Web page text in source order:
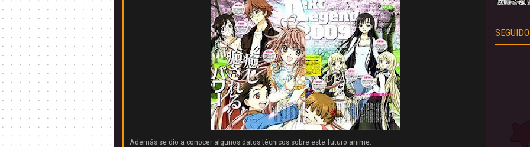
Además se dio a conocer algunos datos técnicos sobre este futuro anime.